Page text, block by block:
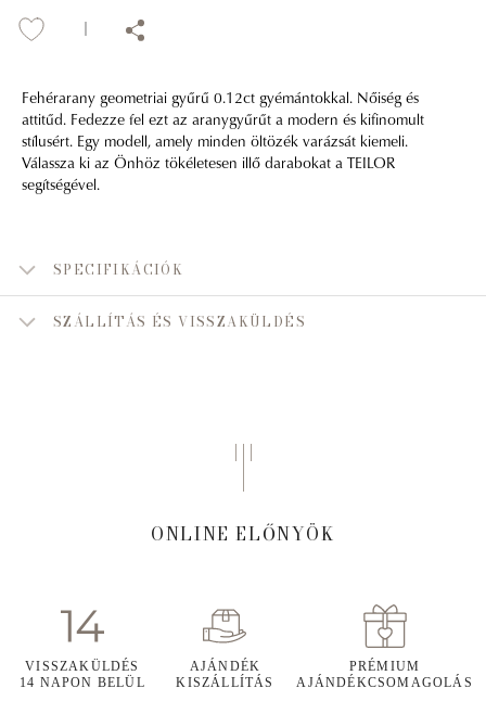
Fehérarany geometriai gyűrű 0.12ct gyémántokkal. Nőiség és
attitűd. Fedezze fel ezt az aranygyűrűt a modern és kifinomult
stílusért. Egy modell, amely minden öltözék varázsát kiemeli.
Válassza ki az Önhöz tökéletesen illő darabokat a TEILOR
segítségével.
SPECIFIKÁCIÓK
SZÁLLÍTÁS ÉS VISSZAKÜLDÉS
ONLINE ELŐNYÖK
VISSZAKÜLDÉS
14 NAPON BELÜL
AJÁNDÉK
KISZÁLLÍTÁS
PRÉMIUM
AJÁNDÉKCSOMAGOLÁS